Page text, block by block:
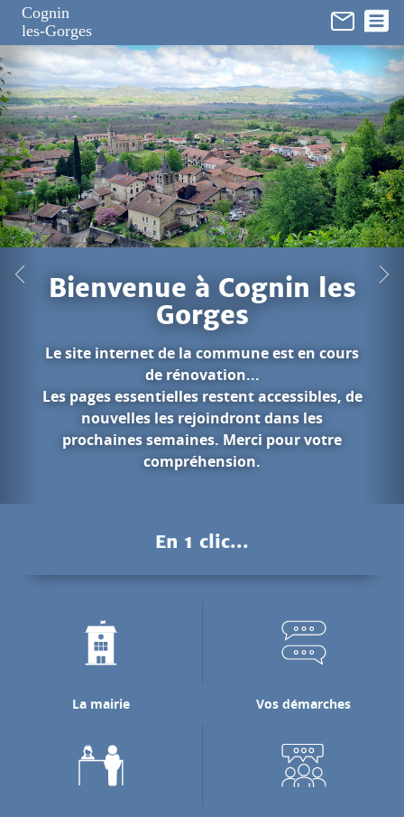
Cognin
les-Gorges
les
en cours
de
votre
Les gorges du
pour rejoindre la rivière de
En 1 clic...
La mairie Vos démarches
Panneau de gestion des cookies